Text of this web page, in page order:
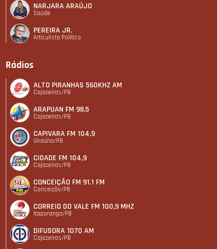
NARJARA ARAÚJO
Saúde
PEREIRA JR.
Articulista Polí­tico
Rádios
ALTO PIRANHAS 560KHZ AM
Cajazeiras/PB
ARAPUAN FM 98.5
Cajazeiras/PB
CAPIVARA FM 104,9
Uiraúna/PB
CIDADE FM 104,9
Cajazeiras/PB
CONCEIÇÃO FM 91.1 FM
Conceição/PB
CORREIO DO VALE FM 100,9 MHZ
Itaporanga/PB
DIFUSORA 1070 AM
Cajazeiras/PB